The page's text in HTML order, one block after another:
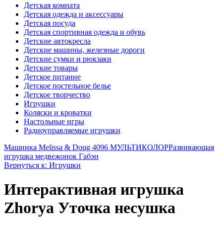
Детская комната
Детская одежда и аксессуары
Детская посуда
Детская спортивная одежда и обувь
Детские автокресла
Детские машины, железные дороги
Детские сумки и рюкзаки
Детские товары
Детское питание
Детское постельное белье
Детское творчество
Игрушки
Коляски и кроватки
Настольные игры
Радиоуправляемые игрушки
Машинка Melissa & Doug 4096 МУЛЬТИКОЛОРРазвивающая
игрушка медвежонок Габэн
Вернуться к: Игрушки
Интерактивная игрушка
Zhorya Уточка несушка